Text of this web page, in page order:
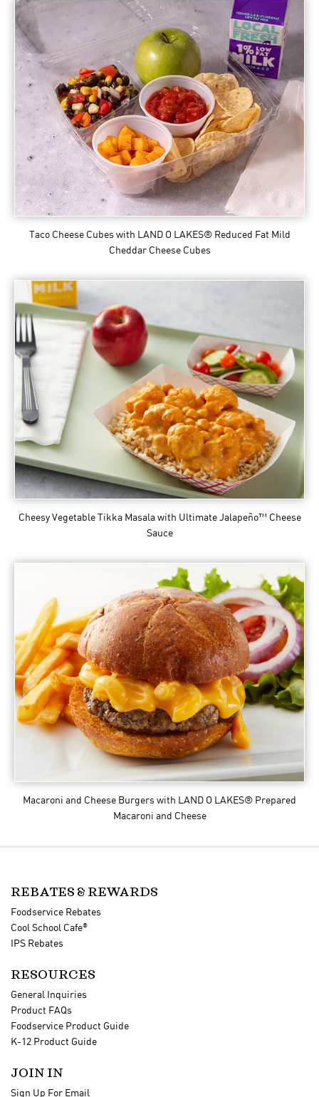
Taco Cheese Cubes with LAND O LAKES® Reduced Fat Mild
Cheddar Cheese Cubes
Cheesy Vegetable Tikka Masala with Ultimate Jalapeño™ Cheese
Sauce
Macaroni and Cheese Burgers with LAND O LAKES® Prepared
Macaroni and Cheese
REBATES & REWARDS
Foodservice Rebates
Cool School Cafe®
IPS Rebates
RESOURCES
General Inquiries
Product FAQs
Foodservice Product Guide
K-12 Product Guide
JOIN IN
Sign Up For Email